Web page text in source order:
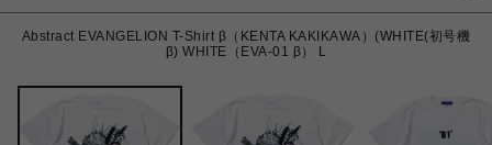
Abstract EVANGELION T-Shirt β（KENTA KAKIKAWA）(WHITE(初号機
β) WHITE（EVA-01 β） L